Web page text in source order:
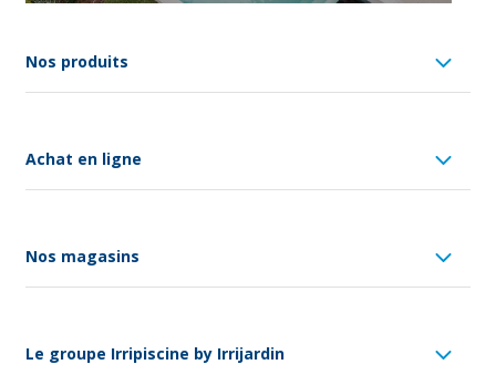
Nos produits
Achat en ligne
Nos magasins
Le groupe Irripiscine by Irrijardin